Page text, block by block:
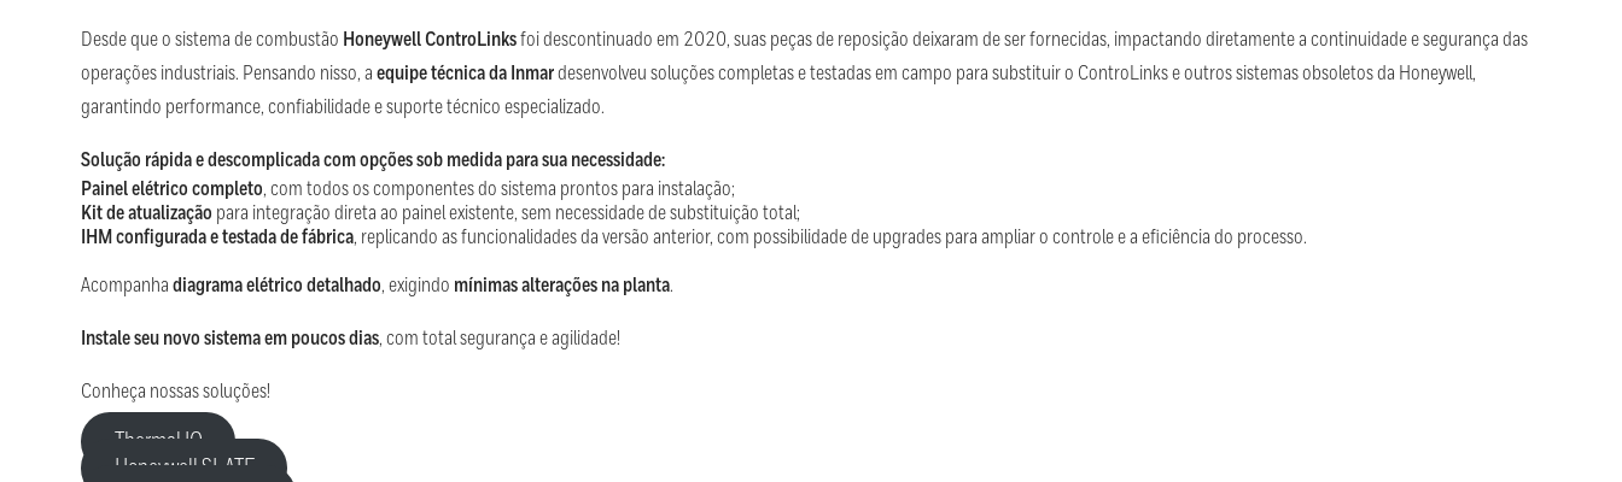
Desde que o sistema de combustão Honeywell ControLinksfoi descontinuado em 2020, suas peças de reposição deixaram de ser fornecidas, impactando diretamente a continuidade e segurança das
operações industriais. Pensando nisso, aequipe técnica da Inmardesenvolveu soluções completas e testadas em campo para substituir o ControLinks e outros sistemas obsoletos da Honeywell,
garantindo performance, confiabilidade e suporte técnico especializado.
Solução rápida e descomplicada com opções sob medida para sua necessidade:
Painel elétrico completo, com todos os componentes do sistema prontos para instalação;
Kit de atualização para integração direta ao painel existente, sem necessidade de substituição total;
IHM configurada e testada de fábrica, replicando as funcionalidades da versão anterior, com possibilidade de upgrades para ampliar o controle e a eficiência do processo.
Acompanhadiagrama elétrico detalhado, exigindo mínimas alterações na planta.
Instale seu novo sistema em poucos dias, com total segurança e agilidade!
Conheça nossas soluções!
Thermal IQ
Honeywell SLATE